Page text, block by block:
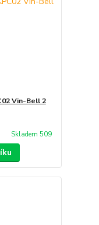
Vin-Bell 2
Skladem 509